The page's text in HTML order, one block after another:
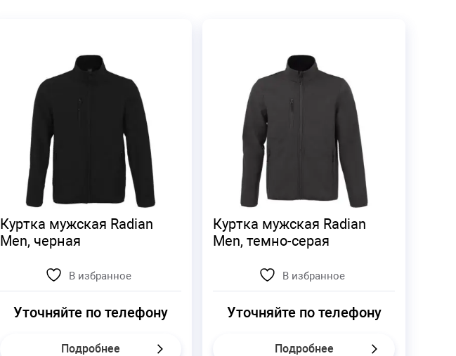
Куртка мужская Radian
Men, черная
В избранное
Уточняйте по телефону
Подробнее
Куртка мужская Radian
Men, темно-серая
В избранное
Уточняйте по телефону
Подробнее